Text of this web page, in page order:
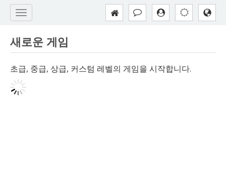
새로운 게임
초급, 중급, 상급, 커스텀 레벨의 게임을 시작합니다.